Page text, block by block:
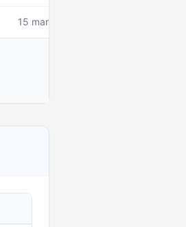
15 mars 2026